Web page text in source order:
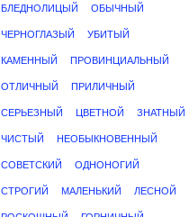
БЛЕДНОЛИЦЫЙ ОБЫЧНЫЙ
ЧЕРНОГЛАЗЫЙ УБИТЫЙ
КАМЕННЫЙ ПРОВИНЦИАЛЬНЫЙ
ОТЛИЧНЫЙ ПРИЛИЧНЫЙ
СЕРЬЕЗНЫЙ ЦВЕТНОЙ ЗНАТНЫЙ
ЧИСТЫЙ НЕОБЫКНОВЕННЫЙ
СОВЕТСКИЙ ОДНОНОГИЙ
СТРОГИЙ МАЛЕНЬКИЙ ЛЕСНОЙ